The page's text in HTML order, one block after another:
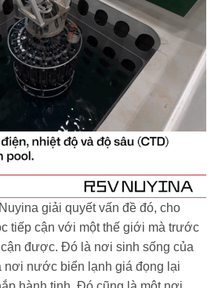
giải quyết vấn đề đó, cho
tiếp cận với một thế giới mà trước
được. Đó là nơi sinh sống của
nơi nước biển lạnh giá đọng lại